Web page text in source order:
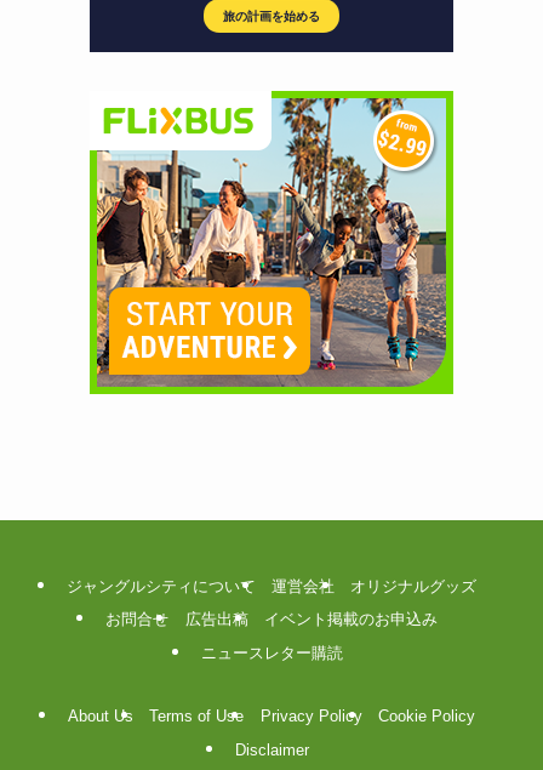
ジャングルシティについて 運営会社
オリジナルグッズ
お問合せ
広告出稿
イベント掲載のお申込み
ニュースレター購読
About Us Terms of Use Privacy Policy
Cookie Policy
Disclaimer